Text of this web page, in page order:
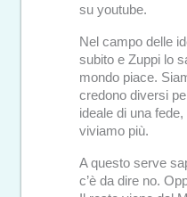
su youtube.
Nel campo delle
subito e Zuppi lo
mondo piace.
credono diversi
ideale di una fede,
viviamo più.
A questo serve
c’è da dire no.